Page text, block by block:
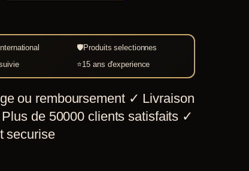
🛡Produits selectionnes
⭐15 ans d'experience
ou remboursement ✓ Livraison
Plus de 50000 clients satisfaits ✓
securise